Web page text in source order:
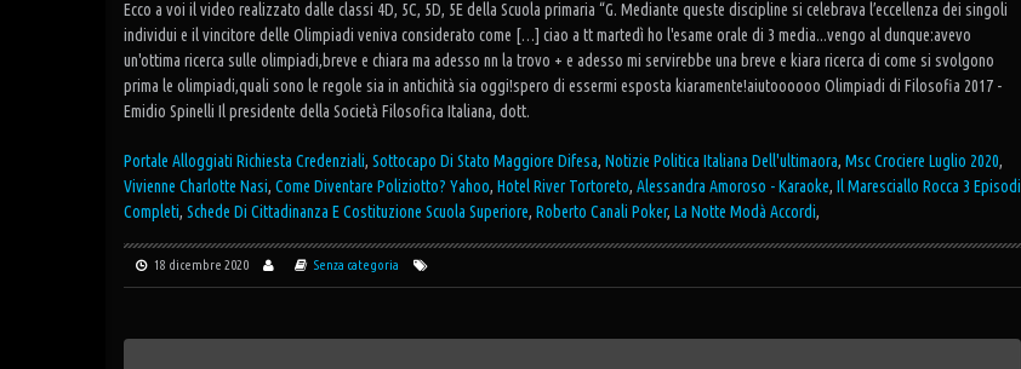
Ecco a voi il video realizzato dalle classi 4D, 5C, 5D, 5E della Scuola primaria “G. Mediante queste discipline si celebrava l’eccellenza dei singoli
individui e il vincitore delle Olimpiadi veniva considerato come […] ciao a tt martedì ho l'esame orale di 3 media...vengo al dunque:avevo
un'ottima ricerca sulle olimpiadi,breve e chiara ma adesso nn la trovo + e adesso mi servirebbe una breve e kiara ricerca di come si svolgono
prima le olimpiadi,quali sono le regole sia in antichità sia oggi!spero di essermi esposta kiaramente!aiutoooooo Olimpiadi di Filosofia 2017 -
Emidio Spinelli Il presidente della Società Filosofica Italiana, dott.
Portale Alloggiati Richiesta Credenziali, Sottocapo Di Stato Maggiore Difesa, Notizie Politica Italiana Dell'ultimaora, Msc Crociere Luglio 2020,
Vivienne Charlotte Nasi, Come Diventare Poliziotto? Yahoo, Hotel River Tortoreto, Alessandra Amoroso - Karaoke, Il Maresciallo Rocca 3 Episodi
Completi, Schede Di Cittadinanza E Costituzione Scuola Superiore, Roberto Canali Poker, La Notte Modà Accordi,
18 dicembre 2020 Senza categoria